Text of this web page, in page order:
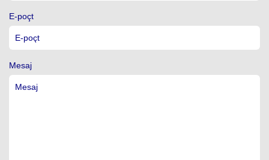
E-poçt
Mesaj